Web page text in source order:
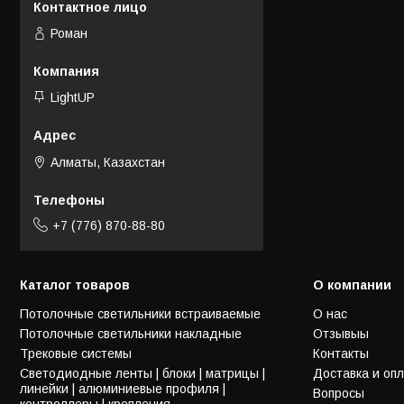
Роман
LightUP
Алматы, Казахстан
+7 (776) 870-88-80
Каталог товаров
Потолочные светильники встраиваемые
Потолочные светильники накладные
Трековые системы
Светодиодные ленты | блоки | матрицы |
линейки | алюминиевые профиля |
О компании
О нас
Отзывыы
Контакты
Доставка и
Вопросы